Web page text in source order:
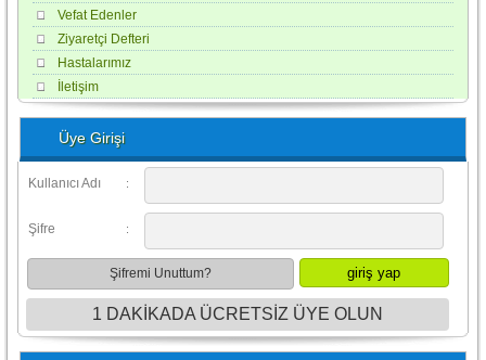
Vefat Edenler
Ziyaretçi Defteri
Hastalarımız
İletişim
Üye Girişi
Kullanıcı Adı :
Şifre :
Şifremi Unuttum?
1 DAKİKADA ÜCRETSİZ ÜYE OLUN